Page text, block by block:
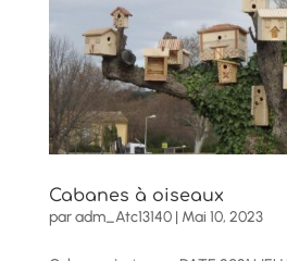
Cabanes à oiseaux
paradm_Atc13140| Mai 10, 2023